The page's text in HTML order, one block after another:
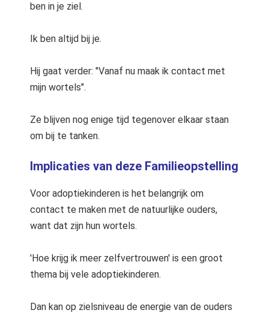
ben in je ziel.
Ik ben altijd bij je.
Hij gaat verder: "Vanaf nu maak ik contact met
mijn wortels".
Ze blijven nog enige tijd tegenover elkaar staan
om bij te tanken.
Implicaties van deze Familieopstelling
Voor adoptiekinderen is het belangrijk om
contact te maken met de natuurlijke ouders,
want dat zijn hun wortels.
'Hoe krijg ik meer zelfvertrouwen' is een groot
thema bij vele adoptiekinderen.
Dan kan op zielsniveau de energie van de ouders